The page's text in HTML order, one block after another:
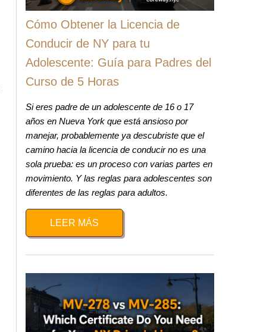
Cómo Obtener la Licencia de
Conducir de NY para tu
Adolescente: Guía para Padres del
Curso de 5 Horas
Si eres padre de un adolescente de 16 o 17
años en Nueva York que está ansioso por
manejar, probablemente ya descubriste que el
camino hacia la licencia de conducir no es una
sola prueba: es un proceso con varias partes en
movimiento. Y las reglas para adolescentes son
diferentes de las reglas para adultos.
LEER MÁS